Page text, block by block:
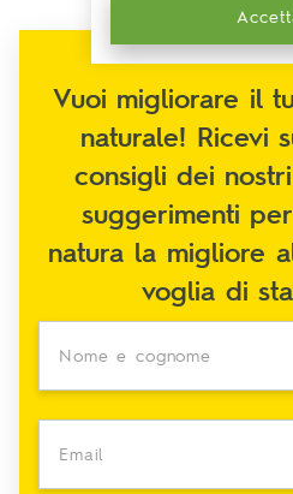
Vuoi migliorare il
naturale! Ricevi
consigli dei
suggerimenti
natura la migliore
voglia di
Nome e cognome
Email